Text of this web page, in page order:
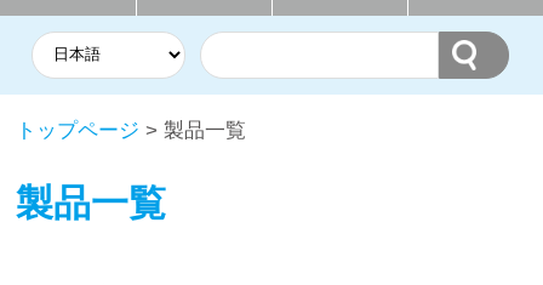
トップページ > 製品一覧
製品一覧